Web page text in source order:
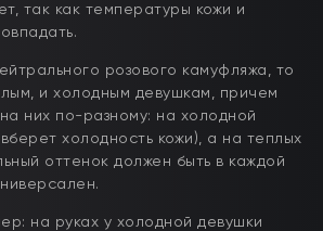
так как температуры кожи и
розового камуфляжа, то
и холодным девушкам, причем
них по-разному: на холодной
холодность кожи), а на теплых
оттенок должен быть в каждой
на руках у холодной девушки